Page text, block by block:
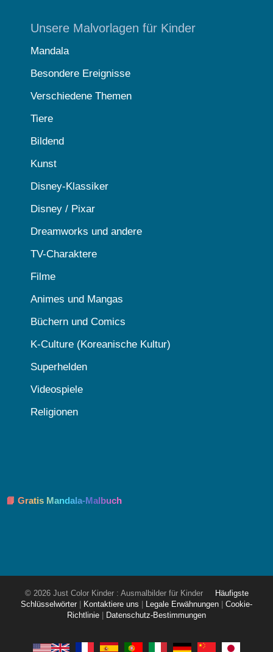
Unsere Malvorlagen für Kinder
Mandala
Besondere Ereignisse
Verschiedene Themen
Tiere
Bildend
Kunst
Disney-Klassiker
Disney / Pixar
Dreamworks und andere
TV-Charaktere
Filme
Animes und Mangas
Büchern und Comics
K-Culture (Koreanische Kultur)
Superhelden
Videospiele
Religionen
📘 Gratis Mandala-Malbuch
© 2026 Just Color Kinder : Ausmalbilder für Kinder
Häufigste
Schlüsselwörter
Kontaktiere uns Legale Erwähnungen
Cookie-
Richtlinie
Datenschutz-Bestimmungen